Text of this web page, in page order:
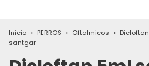
Inicio > PERROS > Oftalmicos >
santgar